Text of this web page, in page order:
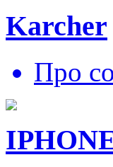
Karcher
Про